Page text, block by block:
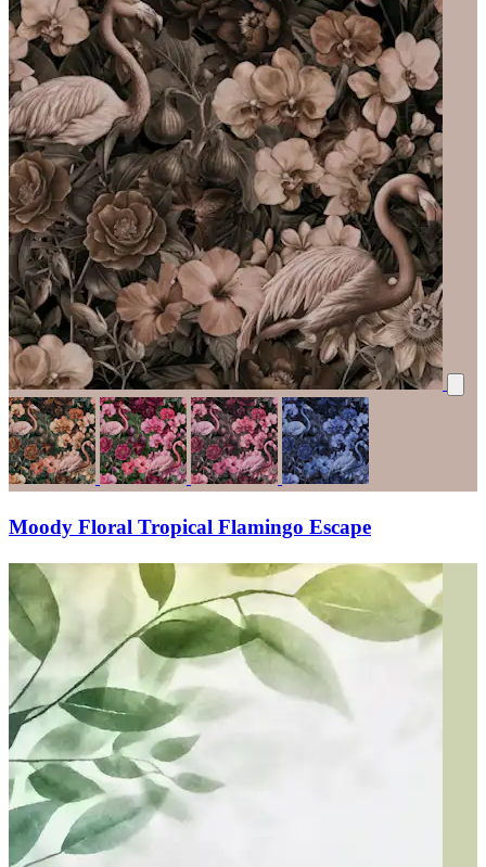
Moody Floral Tropical Flamingo Escape